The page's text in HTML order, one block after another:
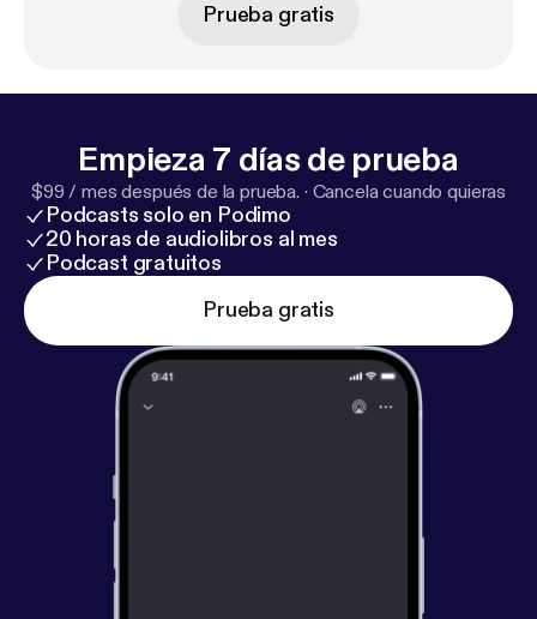
Prueba gratis
Empieza 7 días de prueba
$99 / mes después de la prueba. · Cancela cuando quieras
Podcasts solo en Podimo
20 horas de audiolibros al mes
Podcast gratuitos
Prueba gratis